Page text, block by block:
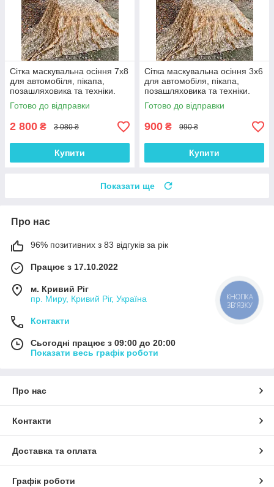
Сітка маскувальна осіння 7х8
для автомобіля, пікапа,
позашляховика та техніки.
Колір "Мультикам №2"
Готово до відправки
2 800 ₴ 3 080 ₴
Купити
Сітка маскувальна осіння 3х6
для автомобіля, пікапа,
позашляховика та техніки.
Колір "Мультикам №2"
Готово до відправки
900 ₴ 990 ₴
Купити
Показати ще
Про нас
96% позитивних з 83 відгуків за рік
Працює з 17.10.2022
м. Кривий Ріг
пр. Миру, Кривий Ріг, Україна
Контакти
Сьогодні працює з 09:00 до 20:00
Показати весь графік роботи
Про нас
Контакти
Доставка та оплата
Графік роботи
КНОПКА
ЗВ'ЯЗКУ